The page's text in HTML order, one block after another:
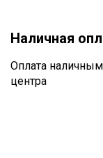
Наличная
Оплата
центра